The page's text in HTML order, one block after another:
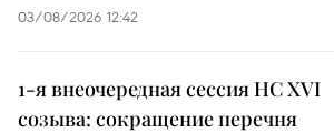
03/08/2026 12:42
1-я внеочередная сессия НС XVI
созыва: сокращение перечня